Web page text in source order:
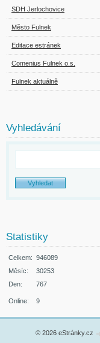
SDH Jerlochovice
Město Fulnek
Editace estránek
Comenius Fulnek o.s.
Fulnek aktuálně
Vyhledávání
Statistiky
Online: 9
Celkem: 946089
Měsíc:
30253
Den:
767
© 2026 eStránky.cz